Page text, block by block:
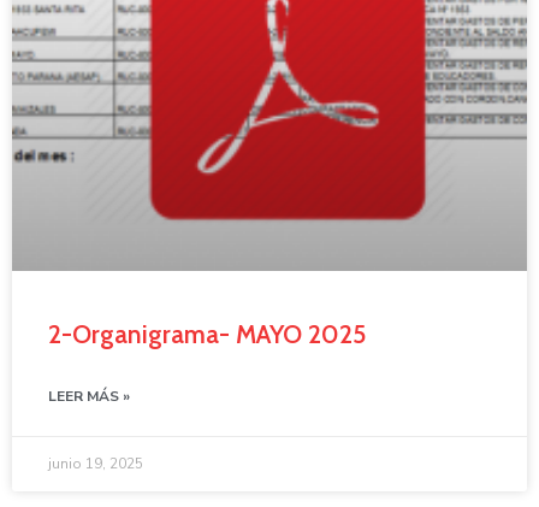
2-Organigrama- MAYO 2025
LEER MÁS »
junio 19, 2025